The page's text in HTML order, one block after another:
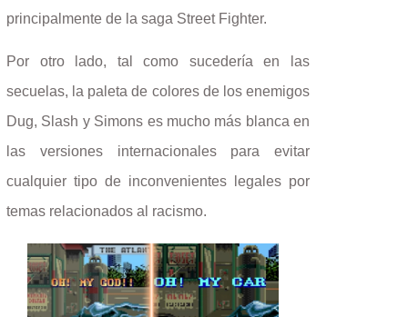
principalmente de la saga Street Fighter.
Por otro lado, tal como sucedería en las
secuelas, la paleta de colores de los enemigos
Dug, Slash y Simons es mucho más blanca en
las versiones internacionales para evitar
cualquier tipo de inconvenientes legales por
temas relacionados al racismo.